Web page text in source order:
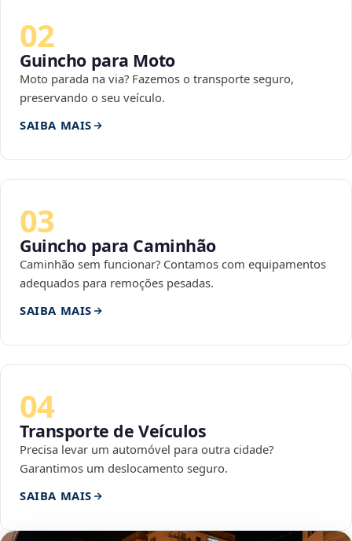
02
Guincho para Moto
Moto parada na via? Fazemos o transporte seguro,
preservando o seu veículo.
SAIBA MAIS
03
Guincho para Caminhão
Caminhão sem funcionar? Contamos com equipamentos
adequados para remoções pesadas.
SAIBA MAIS
04
Transporte de Veículos
Precisa levar um automóvel para outra cidade?
Garantimos um deslocamento seguro.
SAIBA MAIS